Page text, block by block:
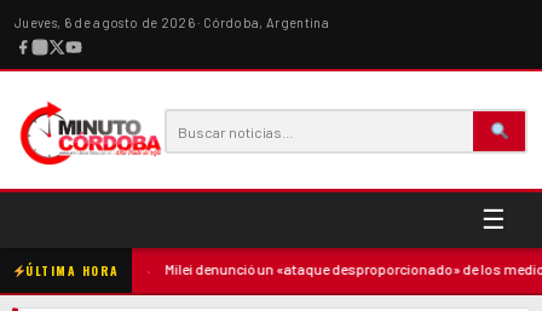
Jueves, 6 de agosto de 2026 · Córdoba, Argentina
☰
ÚLTIMA HORA
la madre Milei denunció un «ataque desproporcionado» de los